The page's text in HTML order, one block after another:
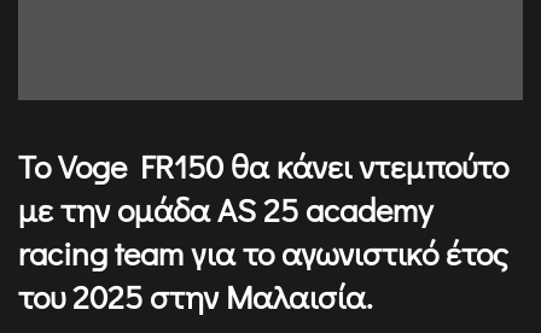
Το Voge FR150 θα κάνει ντεμπούτο
με την ομάδα AS 25 academy
racing team για το αγωνιστικό έτος
του 2025 στην Μαλαισία.